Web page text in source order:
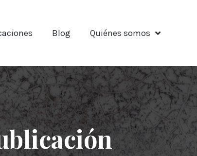
Blog Quiénes somos